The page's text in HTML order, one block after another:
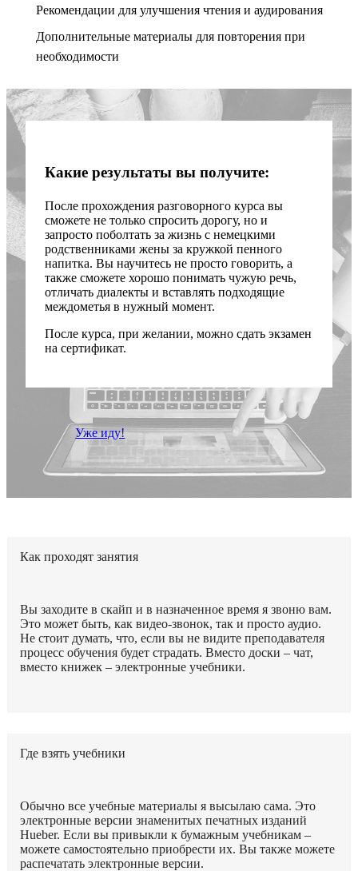
Рекомендации для улучшения чтения и аудирования
Дополнительные материалы для повторения при
необходимости
Какие результаты вы получите:
После прохождения разговорного курса вы
сможете не только спросить дорогу, но и
запросто поболтать за жизнь с немецкими
родственниками жены за кружкой пенного
напитка. Вы научитесь не просто говорить, а
также сможете хорошо понимать чужую речь,
отличать диалекты и вставлять подходящие
междометья в нужный момент.
После курса, при желании, можно сдать экзамен
на сертификат.
Уже иду!
Как проходят занятия
Вы заходите в скайп и в назначенное время я звоню вам.
Это может быть, как видео-звонок, так и просто аудио.
Не стоит думать, что, если вы не видите преподавателя
процесс обучения будет страдать. Вместо доски – чат,
вместо книжек – электронные учебники.
Где взять учебники
Обычно все учебные материалы я высылаю сама. Это
электронные версии знаменитых печатных изданий
Hueber. Если вы привыкли к бумажным учебникам –
можете самостоятельно приобрести их. Вы также можете
распечатать электронные версии.